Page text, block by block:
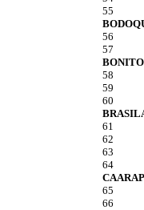
55
56
57
BONITO
58
59
60
61
62
63
64
65
66